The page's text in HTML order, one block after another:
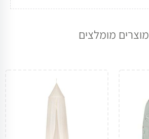
מוצרים מומלצים